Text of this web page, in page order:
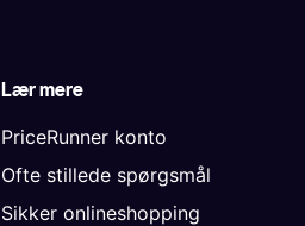
Lær mere
PriceRunner konto
Ofte stillede spørgsmål
Sikker onlineshopping